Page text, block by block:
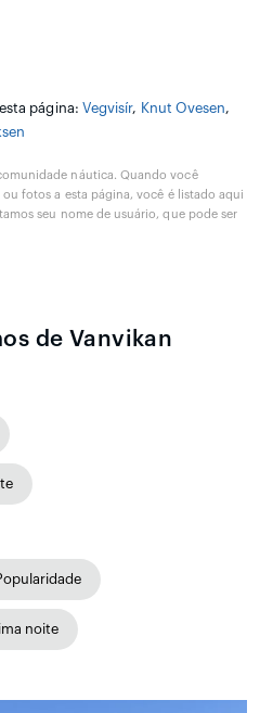
página: Vegvisír, Knut Ovesen,
náutica. Quando você
fotos a esta página, você é listado aqui
seu nome de usuário, que pode ser
de Vanvikan
noite